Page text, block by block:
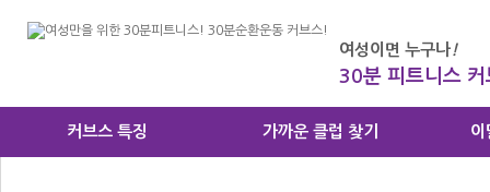
여성이면 누구나!
30분 피트니스 커
커브스 특징 가까운 클럽 찾기 이